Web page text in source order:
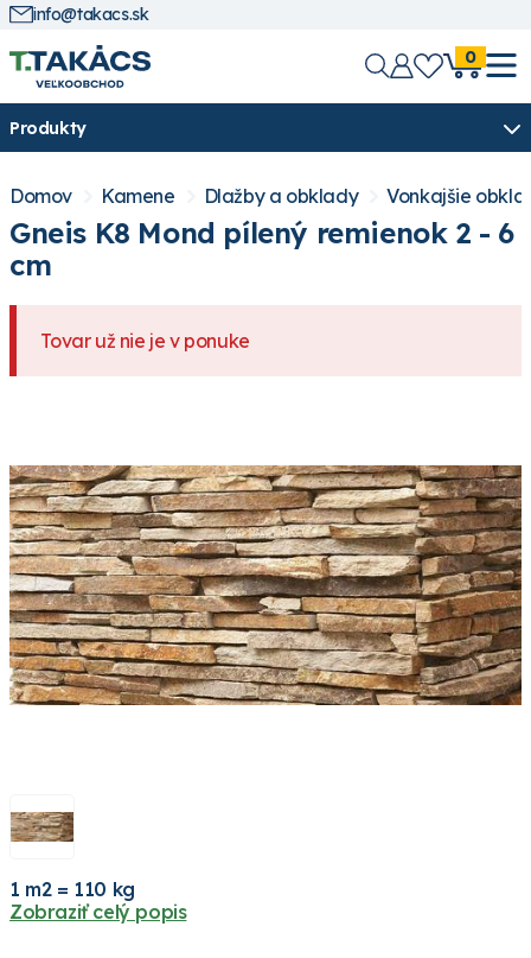
info@takacs.sk
0
Produkty
Domov Kamene Dlažby a obklady Vonkajšie
Gneis K8 Mond pílený remienok 2 - 6
cm
Tovar už nie je v ponuke
1 m2 = 110 kg
Zobraziť celý popis